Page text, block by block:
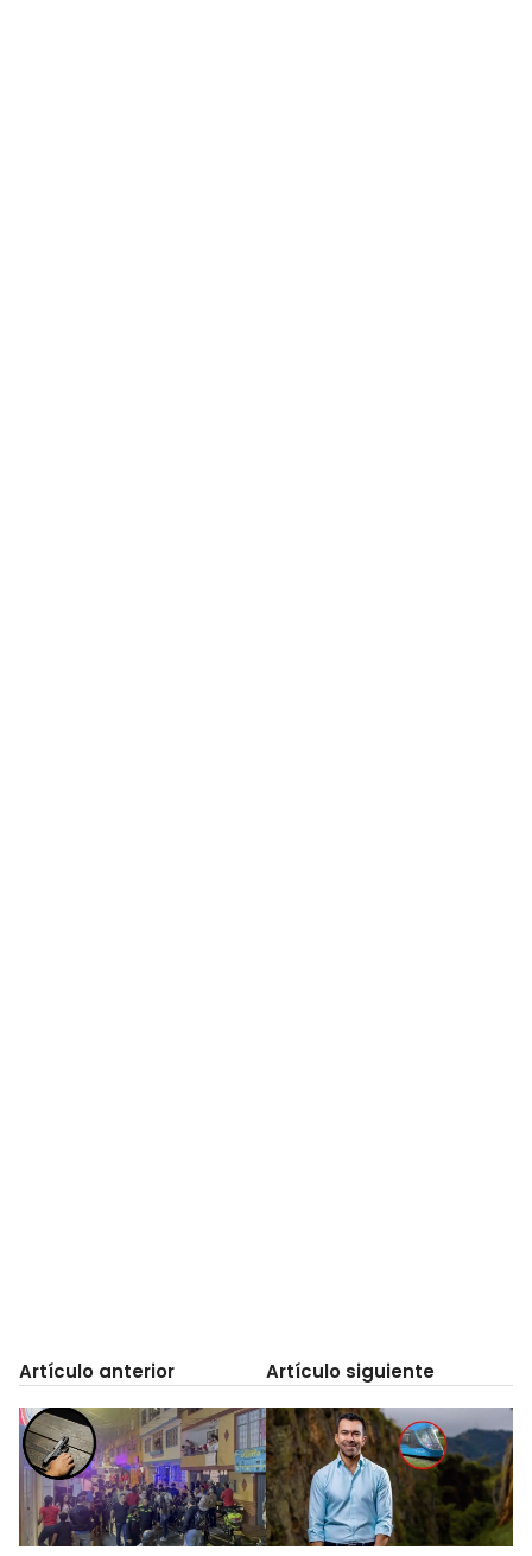
Artículo anterior Artículo siguiente